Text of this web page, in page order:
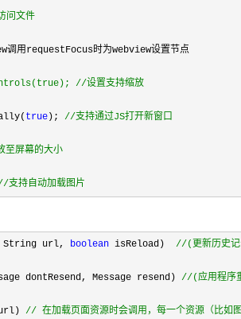
问文件
用requestFocus时为webview设置节点
//设置支持缩放
true ); //支持通过JS打开新窗口
屏幕的大小
支持自动加载图片
String url, boolean isReload) // (更新历史
dontResend, Message resend) // (应用程序
url) // 在加载页面资源时会调用，每一个资源（比如